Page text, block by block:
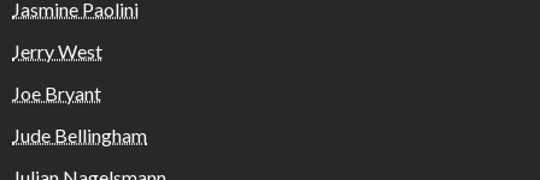
Jasmine Paolini
Jerry West
Joe Bryant
Jude Bellingham